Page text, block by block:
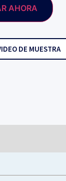
AHORA
DE MUESTRA